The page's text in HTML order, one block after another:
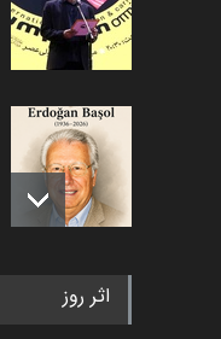
اثر روز